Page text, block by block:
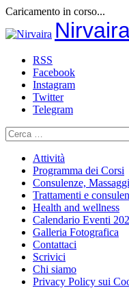
Caricamento in corso...
al
RSS
Facebook
Instagram
Twitter
Telegram
Ricerca
per:
Attività
Programma dei Corsi
Consulenze,
Trattamenti e
Health and wellness
Calendario Eventi
Galleria Fotografica
Contattaci
Scrivici
Chi siamo
Privacy Policy sui